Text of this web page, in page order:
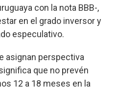
con la nota BBB-,
en el grado inversor y
especulativo.
asignan perspectiva
que no prevén
12 a 18 meses en la